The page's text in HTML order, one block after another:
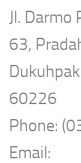
Jl. Darmo
63,
60226
Phone:
Email: